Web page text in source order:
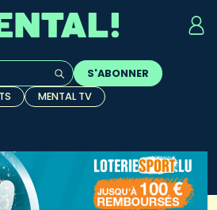
l'auto-complétion sont
S'ABONNER
MENTAL TV